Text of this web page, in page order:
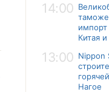
14:00
импорт
Китая
13:00 Nippon
Нагое